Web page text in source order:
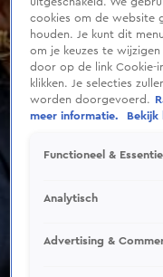
cookies om de website
houden. Je kunt dit
om je keuzes te
door op de link Cookie-
klikken. Je selecties
worden doorgevoerd.
meer informatie.
Bekijk
Functioneel &
Analytisch
Advertising &